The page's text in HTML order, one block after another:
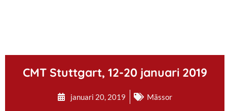
CMT Stuttgart, 12-20 januari 2019
januari 20, 2019 Mässor